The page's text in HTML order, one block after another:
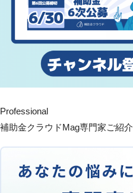
Professional
補助金クラウドMag専門家ご紹介